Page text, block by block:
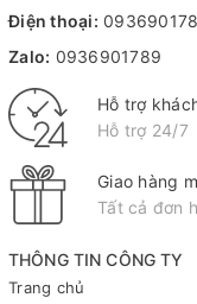
THÔNG TIN CÔNG TY
Trang chủ
Điện thoại:
Zalo: 0936901789
Hỗ trợ
Hỗ trợ 24/7
Giao hàng
Tất cả đơn